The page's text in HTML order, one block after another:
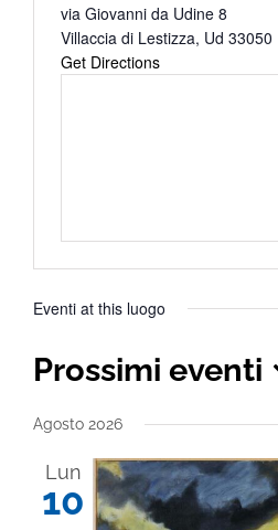
Address
via Giovanni da Udine 8
Villaccia di Lestizza, Ud 33050
Get Directions
Eventi at this luogo
Prossimi eventi
Seleziona
la
data.
Agosto 2026
Lun
10